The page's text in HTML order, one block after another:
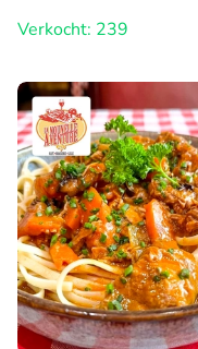
Verkocht: 239